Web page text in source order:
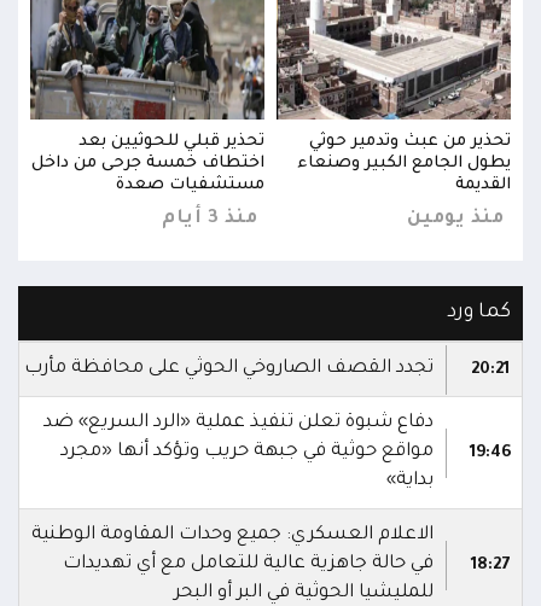
تحذير من عبث وتدمير حوثي
يطول الجامع الكبير وصنعاء
القديمة
منذ يومين
تحذير قبلي للحوثيين بعد
اختطاف خمسة جرحى من داخل
مستشفيات صعدة
منذ 3 أيام
كما ورد
20:21 تجدد القصف الصاروخي الحوثي على محافظة مأرب
19:46
دفاع شبوة تعلن تنفيذ عملية «الرد السريع» ضد
مواقع حوثية في جبهة حريب وتؤكد أنها «مجرد
بداية»
18:27
الاعلام العسكري: جميع وحدات المقاومة الوطنية
في حالة جاهزية عالية للتعامل مع أي تهديدات
للمليشيا الحوثية في البر أو البحر